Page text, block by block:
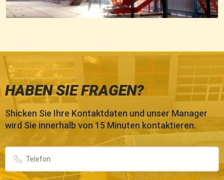
HABEN SIE FRAGEN?
Shicken Sie Ihre Kontaktdaten und unser Manager
wird Sie innerhalb von 15 Minuten kontaktieren.